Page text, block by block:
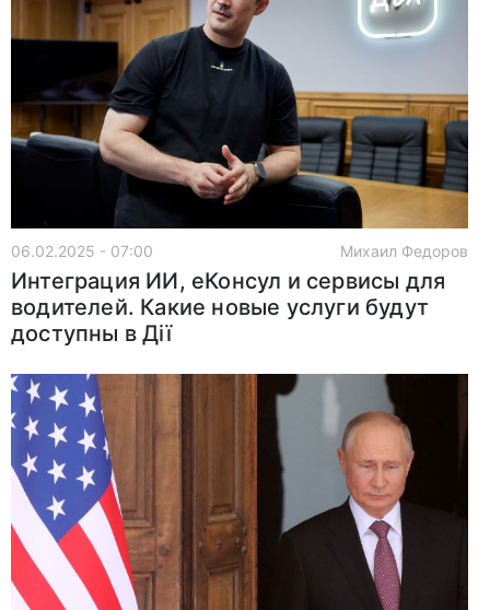
06.02.2025 - 07:00 Михаил Федоров
Интеграция ИИ, еКонсул и сервисы для
водителей. Какие новые услуги будут
доступны в Дії